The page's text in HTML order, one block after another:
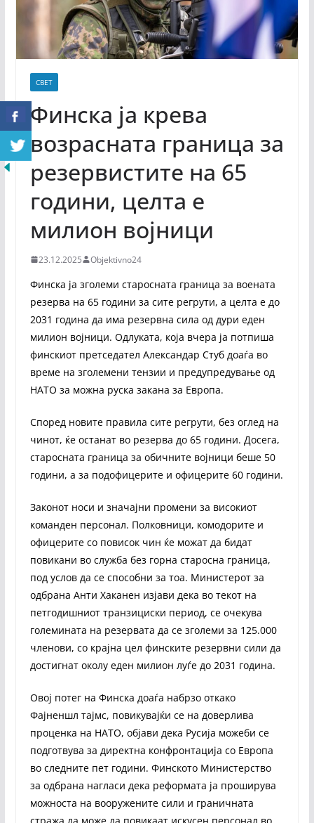
СВЕТ
Финска ја крева
возрасната граница за
резервистите на 65
години, целта е
милион војници
23.12.2025 Objektivno24
Финска ја зголеми старосната граница за воената
резерва на 65 години за сите регрути, а целта е до
2031 година да има резервна сила од дури еден
милион војници. Одлуката, која вчера ја потпиша
финскиот претседател Александар Стуб доаѓа во
време на зголемени тензии и предупредување од
НАТО за можна руска закана за Европа.
Според новите правила сите регрути, без оглед на
чинот, ќе останат во резерва до 65 години. Досега,
старосната граница за обичните војници беше 50
години, а за подофицерите и офицерите 60 години.
Законот носи и значајни промени за високиот
команден персонал. Полковници, комодорите и
офицерите со повисок чин ќе можат да бидат
повикани во служба без горна старосна граница,
под услов да се способни за тоа. Министерот за
одбрана Анти Хаканен изјави дека во текот на
петгодишниот транзициски период, се очекува
големината на резервата да се зголеми за 125.000
членови, со крајна цел финските резервни сили да
достигнат околу еден милион луѓе до 2031 година.
Овој потег на Финска доаѓа набрзо откако
Фајненшл тајмс, повикувајќи се на доверлива
проценка на НАТО, објави дека Русија можеби се
подготвува за директна конфронтација со Европа
во следните пет години. Финското Министерство
за одбрана нагласи дека реформата ја проширува
можноста на вооружените сили и граничната